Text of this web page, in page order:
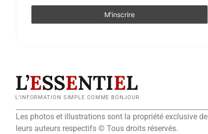
L’ESSENTIEL
L’INFORMATION SIMPLE COMME BONJOUR
Les photos et illustrations sont la propriété exclusive de
leurs auteurs respectifs © Tous droits réservés.